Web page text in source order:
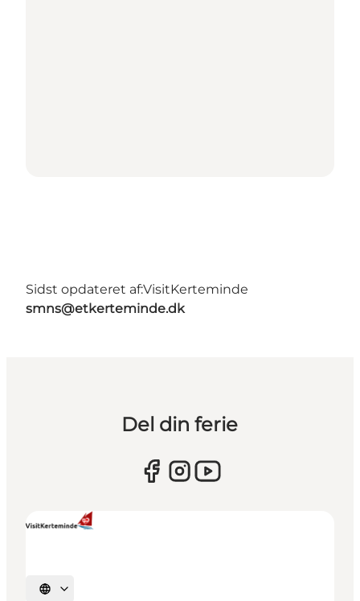
Sidst opdateret af:VisitKerteminde
smns@etkerteminde.dk
Del din ferie
Vælg sprog